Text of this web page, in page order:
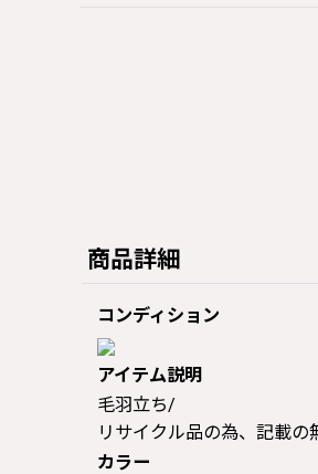
商品詳細
コンディション
アイテム説明
毛羽立ち/
リサイクル品の為、記載
カラー